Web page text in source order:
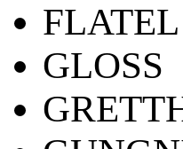
FLATEL
GLOSS